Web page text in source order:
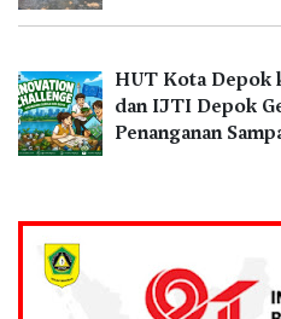
HUT Kota Depok
dan IJTI Depok
Penanganan